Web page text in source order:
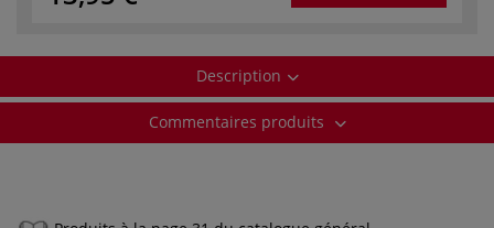
Description
Commentaires produits